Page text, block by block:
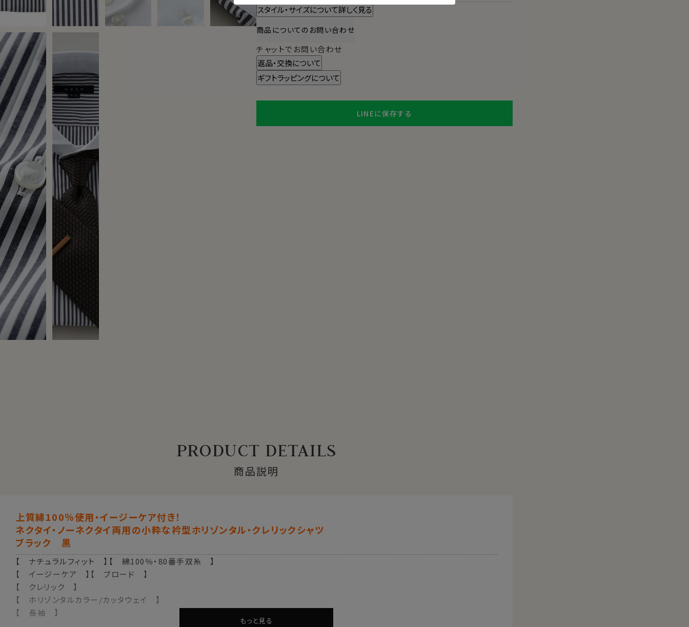
スタイル・サイズについて詳しく見る
商品についてのお問い合わせ
チャットでお問い合わせ
返品・交換について
ギフトラッピングについて
LINEに保存する
PRODUCT DETAILS
商品説明
上質綿100％使用・イージーケア付き！
ネクタイ・ノーネクタイ両用の小粋な衿型ホリゾンタル・クレリックシャツ
ブラック 黒
【 ナチュラルフィット 】【 綿100％・80番手双糸 】
【 イージーケア 】【 ブロード 】
【 クレリック 】
【 ホリゾンタルカラー/カッタウェイ 】
【 長袖 】
もっと見る